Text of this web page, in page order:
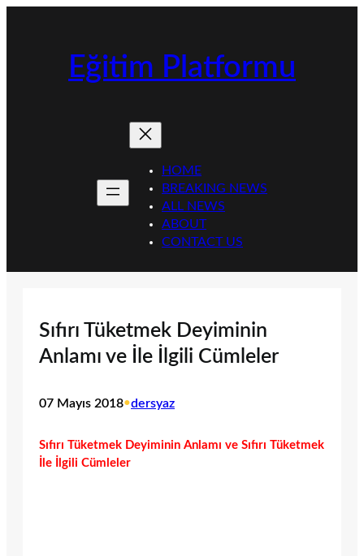
Eğitim Platformu
HOME
BREAKING NEWS
ALL NEWS
ABOUT
CONTACT US
Sıfırı Tüketmek Deyiminin
Anlamı ve İle İlgili Cümleler
07 Mayıs 2018•dersyaz
Sıfırı Tüketmek Deyiminin Anlamı ve Sıfırı Tüketmek
İle İlgili Cümleler